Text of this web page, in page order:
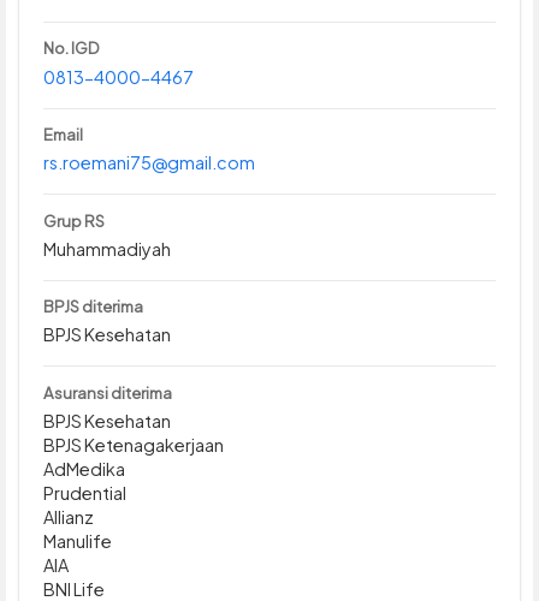
No. IGD
0813-4000-4467
Email
rs.roemani75@gmail.com
Grup RS
Muhammadiyah
BPJS diterima
BPJS Kesehatan
Asuransi diterima
BPJS Kesehatan
BPJS Ketenagakerjaan
AdMedika
Prudential
Allianz
Manulife
AIA
BNI Life